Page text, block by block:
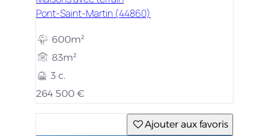
Pont-Saint-Martin (44860)
600m²
83m²
3 c.
264 500 €
Ajouter aux favoris